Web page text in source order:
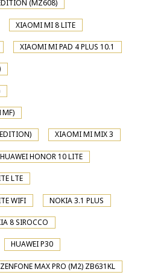
(MZ608)
XIAOMI MI 8 LITE
XIAOMI MI PAD 4 PLUS 10.1
XIAOMI MI MIX 3
HUAWEI HONOR 10 LITE
LTE
WIFI NOKIA 3.1 PLUS
8 SIROCCO
HUAWEI P30
MAX PRO (M2) ZB631KL